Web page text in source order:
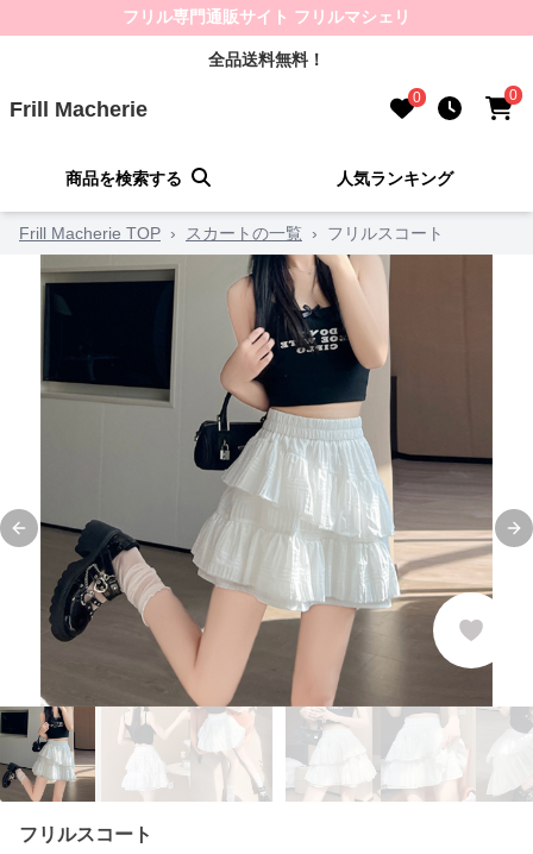
フリル専門通販サイト フリルマシェリ
全品送料無料！
Frill Macherie 0 0
商品を検索する 人気ランキング
Frill Macherie TOP › スカートの一覧 › フリルスコート
Previous slide
フリルスコート